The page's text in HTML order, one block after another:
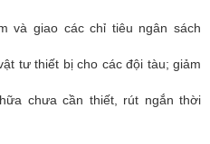
và giao các chỉ tiêu ngân sách
tư thiết bị cho các đội tàu; giảm
chưa cần thiết, rút ngắn thời